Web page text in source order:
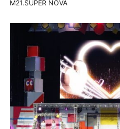
M21.SUPER NOVA